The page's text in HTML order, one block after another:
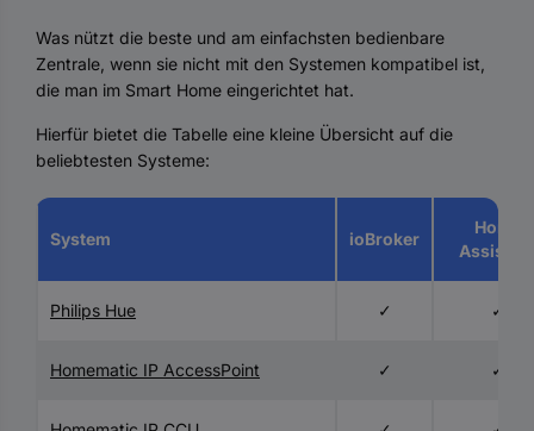
Was nützt die beste und am einfachsten bedienbare
Zentrale, wenn sie nicht mit den Systemen kompatibel ist,
die man im Smart Home eingerichtet hat.
Hierfür bietet die Tabelle eine kleine Übersicht auf die
beliebtesten Systeme:
System ioBroker
Home
Philips Hue ✓ ✓
Homematic IP AccessPoint ✓ ✓